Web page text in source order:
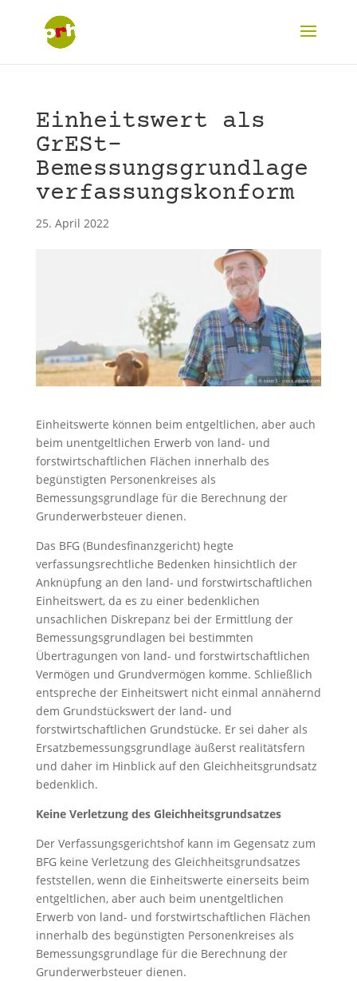
Einheitswert als
GrESt-
Bemessungsgrundlage
verfassungskonform
25. April 2022
Einheitswerte können beim entgeltlichen, aber auch
beim unentgeltlichen Erwerb von land- und
forstwirtschaftlichen Flächen innerhalb des
begünstigten Personenkreises als
Bemessungsgrundlage für die Berechnung der
Grunderwerbsteuer dienen.
Das BFG (Bundesfinanzgericht) hegte
verfassungsrechtliche Bedenken hinsichtlich der
Anknüpfung an den land- und forstwirtschaftlichen
Einheitswert, da es zu einer bedenklichen
unsachlichen Diskrepanz bei der Ermittlung der
Bemessungsgrundlagen bei bestimmten
Übertragungen von land- und forstwirtschaftlichen
Vermögen und Grundvermögen komme. Schließlich
entspreche der Einheitswert nicht einmal annähernd
dem Grundstückswert der land- und
forstwirtschaftlichen Grundstücke. Er sei daher als
Ersatzbemessungsgrundlage äußerst realitätsfern
und daher im Hinblick auf den Gleichheitsgrundsatz
bedenklich.
Keine Verletzung des Gleichheitsgrundsatzes
Der Verfassungsgerichtshof kann im Gegensatz zum
BFG keine Verletzung des Gleichheitsgrundsatzes
feststellen, wenn die Einheitswerte einerseits beim
entgeltlichen, aber auch beim unentgeltlichen
Erwerb von land- und forstwirtschaftlichen Flächen
innerhalb des begünstigten Personenkreises als
Bemessungsgrundlage für die Berechnung der
Grunderwerbsteuer dienen.